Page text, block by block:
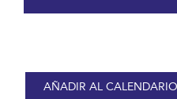
AÑADIR AL CALENDARIO